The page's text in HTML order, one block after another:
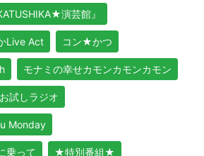
演芸館』
Live Act コン★かつ
モナミの幸せカモンカモンカモン
試しラジオ
Monday
乗って ★特別番組★